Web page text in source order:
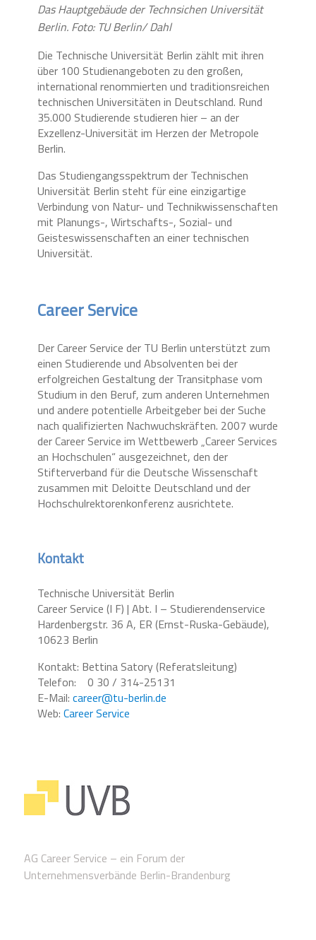
Das Hauptgebäude der Technsichen Universität
Berlin. Foto: TU Berlin/ Dahl
Die Technische Universität Berlin zählt mit ihren
über 100 Studienangeboten zu den großen,
international renommierten und traditionsreichen
technischen Universitäten in Deutschland. Rund
35.000 Studierende studieren hier – an der
Exzellenz-Universität im Herzen der Metropole
Berlin.
Das Studiengangsspektrum der Technischen
Universität Berlin steht für eine einzigartige
Verbindung von Natur- und Technikwissenschaften
mit Planungs-, Wirtschafts-, Sozial- und
Geisteswissenschaften an einer technischen
Universität.
Career Service
Der Career Service der TU Berlin unterstützt zum
einen Studierende und Absolventen bei der
erfolgreichen Gestaltung der Transitphase vom
Studium in den Beruf, zum anderen Unternehmen
und andere potentielle Arbeitgeber bei der Suche
nach qualifizierten Nachwuchskräften. 2007 wurde
der Career Service im Wettbewerb „Career Services
an Hochschulen“ ausgezeichnet, den der
Stifterverband für die Deutsche Wissenschaft
zusammen mit Deloitte Deutschland und der
Hochschulrektorenkonferenz ausrichtete.
Kontakt
Technische Universität Berlin
Career Service (I F) | Abt. I – Studierendenservice
Hardenbergstr. 36 A, ER (Ernst-Ruska-Gebäude),
10623 Berlin
Kontakt: Bettina Satory (Referatsleitung)
Telefon: 0 30 / 314-25131
E-Mail: career@tu-berlin.de
Web: Career Service
AG Career Service – ein Forum der
Unternehmensverbände Berlin-Brandenburg